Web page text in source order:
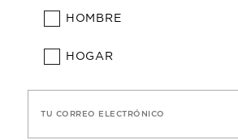
HOMBRE
HOGAR
TU CORREO ELECTRÓNICO